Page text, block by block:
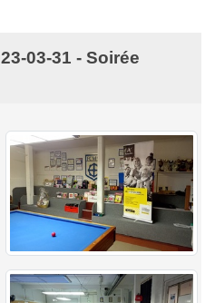
03-31 - Soirée